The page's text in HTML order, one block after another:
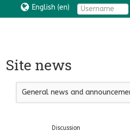
English ‎(en)‎
Site news
General news and
Discussion